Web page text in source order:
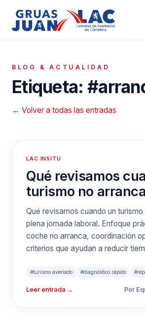
BLOG & ACTUALIDAD
Etiqueta:
← Volver a todas las entradas
LAC INSITU
Qué revisamos
turismo no
plena jornada
Qué revisamos cuando un
plena jornada laboral. Enfoque
coche no arranca, coordinación
criterios que ayudan a reducir
#turismo averiado #diagnóstico rápido
Leer entrada → Por